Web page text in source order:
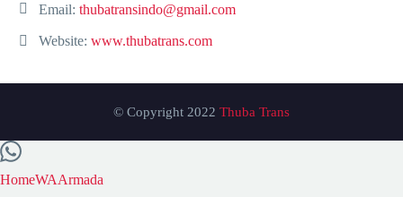
Email: thubatransindo@gmail.com
Website: www.thubatrans.com
© Copyright 2022 Thuba Trans
HomeWAArmada